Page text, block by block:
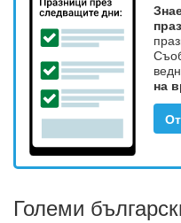
на
Големи